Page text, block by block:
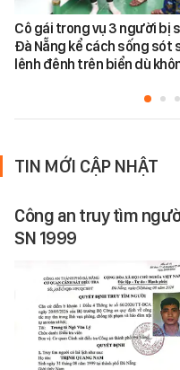
Cô gái trong vụ 3 người bị
Đà Nẵng kể cách sống sót
lênh đênh trên biển dù
TIN MỚI CẬP NHẬT
Công an truy tìm
SN 1999